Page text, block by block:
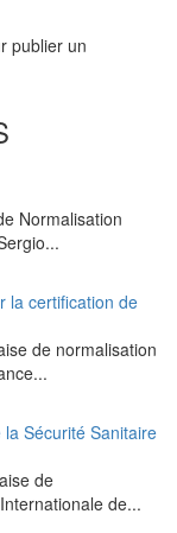
publier un
Normalisation
la certification de
de normalisation
Sécurité Sanitaire
de
de...